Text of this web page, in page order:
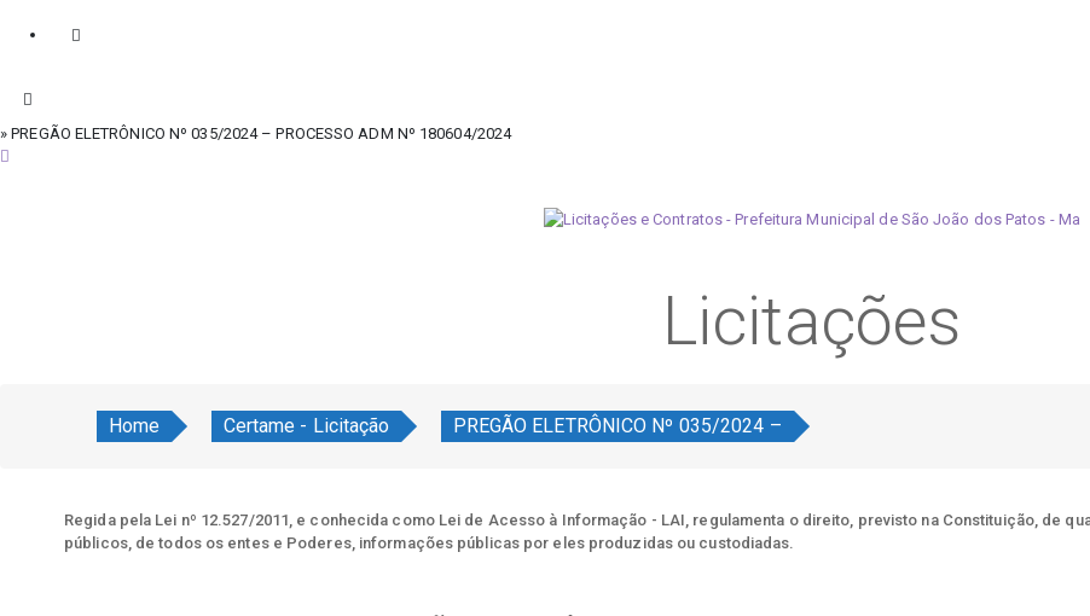
» PREGÃO ELETRÔNICO Nº 035/2024 – PROCESSO ADM Nº 180604/2024
Licitações
Home Certame - Licitação PREGÃO ELETRÔNICO Nº 035/2024 –
Regida pela Lei nº 12.527/2011, e conhecida como Lei de Acesso à Informação - LAI, regulamenta o direito, previsto na Constituição, de
públicos, de todos os entes e Poderes, informações públicas por eles produzidas ou custodiadas.